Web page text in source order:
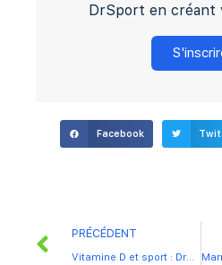
DrSport en créant
Facebook
PRÉCÉDENT
Vitamine D et sport : DrSport vous dit tout